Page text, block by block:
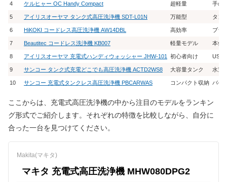
4 ケルヒャー OC Handy Compact 超軽量 手の
5 アイリスオーヤマ タンク式高圧洗浄機 SDT-L01N 万能型 タン
6 HiKOKI コードレス高圧洗浄機 AW14DBL 高効率 ブラ
7 Beautitec コードレス洗浄機 KB007 軽量モデル 本体
8 アイリスオーヤマ 充電式ハンディウォッシャー JHW-101 初心者向け USB
9 サンコー タンク式充電どこでも高圧洗浄機 ACTD2WS8 大容量タンク 水道
10 サンコー 充電式タンクレス高圧洗浄機 PBCARWAS コンパクト収納 バケ
ここからは、充電式高圧洗浄機の中から注目のモデルをランキン
グ形式でご紹介します。それぞれの特徴を比較しながら、自分に
合った一台を見つけてください。
Makita(マキタ)
マキタ 充電式高圧洗浄機 MHW080DPG2